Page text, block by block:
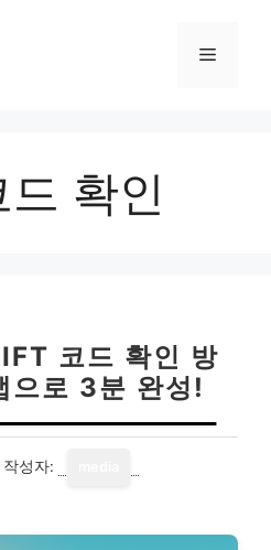
메
확인
코드 확인 방
으로 3분 완성!
작성자: